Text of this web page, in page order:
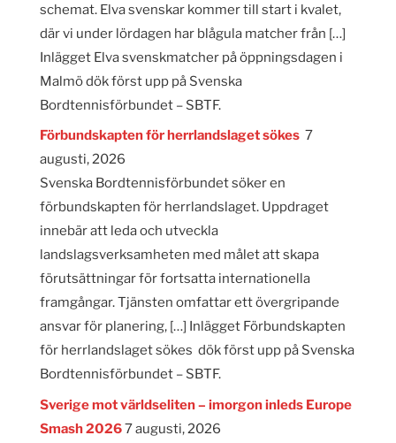
schemat. Elva svenskar kommer till start i kvalet,
där vi under lördagen har blågula matcher från […]
Inlägget Elva svenskmatcher på öppningsdagen i
Malmö dök först upp på Svenska
Bordtennisförbundet – SBTF.
Förbundskapten för herrlandslaget sökes 7
augusti, 2026
Svenska Bordtennisförbundet söker en
förbundskapten för herrlandslaget. Uppdraget
innebär att leda och utveckla
landslagsverksamheten med målet att skapa
förutsättningar för fortsatta internationella
framgångar. Tjänsten omfattar ett övergripande
ansvar för planering, […] Inlägget Förbundskapten
för herrlandslaget sökes dök först upp på Svenska
Bordtennisförbundet – SBTF.
Sverige mot världseliten – imorgon inleds Europe
Smash 20267 augusti, 2026